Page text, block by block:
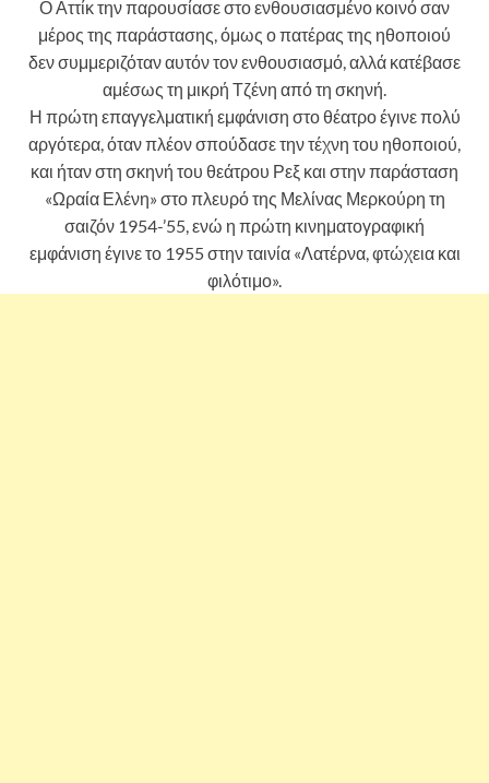
Ο Αττίκ την παρουσίασε στο ενθουσιασμένο κοινό σαν
μέρος της παράστασης, όμως ο πατέρας της ηθοποιού
δεν συμμεριζόταν αυτόν τον ενθουσιασμό, αλλά κατέβασε
αμέσως τη μικρή Τζένη από τη σκηνή.
Η πρώτη επαγγελματική εμφάνιση στο θέατρο έγινε πολύ
αργότερα, όταν πλέον σπούδασε την τέχνη του ηθοποιού,
και ήταν στη σκηνή του θεάτρου Ρεξ και στην παράσταση
«Ωραία Ελένη» στο πλευρό της Μελίνας Μερκούρη τη
σαιζόν 1954-’55, ενώ η πρώτη κινηματογραφική
εμφάνιση έγινε το 1955 στην ταινία «Λατέρνα, φτώχεια και
φιλότιμο».